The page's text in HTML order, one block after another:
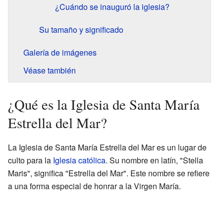
¿Cuándo se inauguró la iglesia?
Su tamaño y significado
Galería de imágenes
Véase también
¿Qué es la Iglesia de Santa María
Estrella del Mar?
La Iglesia de Santa María Estrella del Mar es un lugar de
culto para la Iglesia católica. Su nombre en latín, "Stella
Maris", significa "Estrella del Mar". Este nombre se refiere
a una forma especial de honrar a la Virgen María.